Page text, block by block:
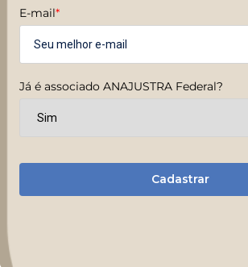
E-mail*
Já é associado ANAJUSTRA Federal?
Cadastrar